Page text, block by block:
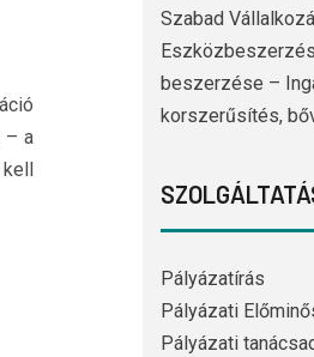
– a
Szabad
beszerzése –
korszerűsítés,
Pályázatírás
Pályázati
Pályázati